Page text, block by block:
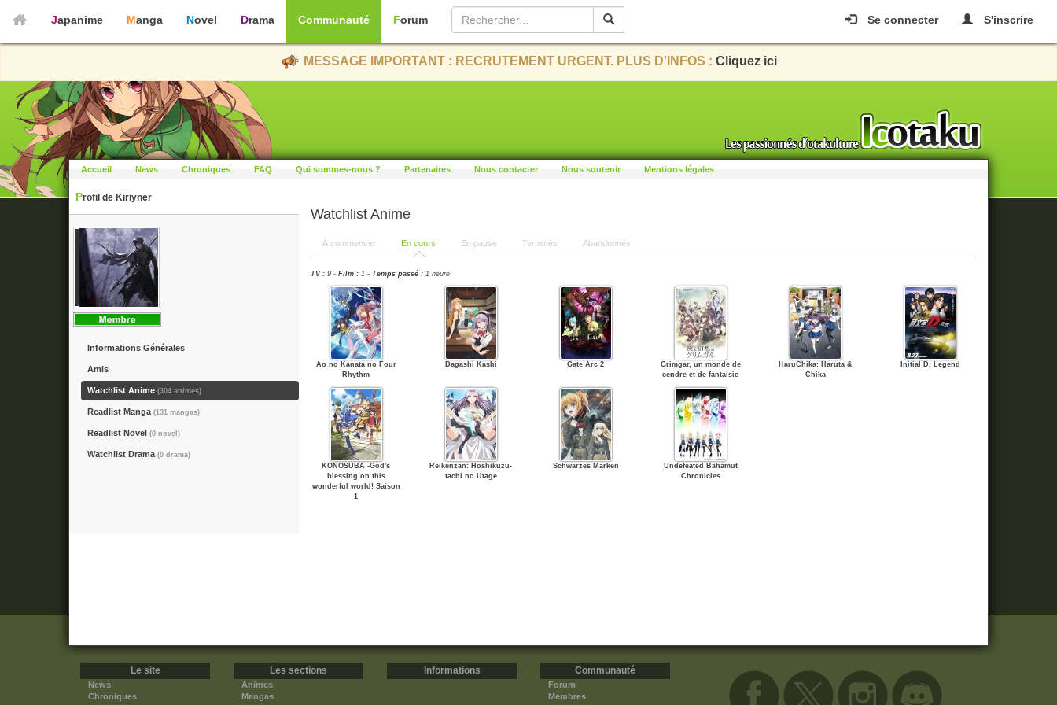
Se connecter S'inscrire
Japanime Manga Novel Drama Communauté Forum
MESSAGE IMPORTANT : RECRUTEMENT URGENT. PLUS D'INFOS : Cliquez ici
Accueil News Chroniques FAQ Qui sommes-nous ? Partenaires Nous contacter Nous soutenir Mentions légales
Profil de Kiriyner
Informations Générales
Amis
Watchlist Anime (304 animes)
Readlist Manga (131 mangas)
Readlist Novel (0 novel)
Watchlist Drama (0 drama)
Watchlist Anime
À commencer En cours En pause Terminés Abandonnés
TV : 9 - Film : 1 - Temps passé : 1 heure
Ao no Kanata no Four
Rhythm
Dagashi Kashi Gate Arc 2
Grimgar, un monde de
cendre et de fantaisie
HaruChika: Haruta &
Chika
Initial D: Legend
KONOSUBA -God's
blessing on this
wonderful world! Saison
1
Reikenzan: Hoshikuzu-
tachi no Utage
Schwarzes Marken
Undefeated Bahamut
Chronicles
Le site
News
Chroniques
Les sections
Animes
Mangas
Informations Communauté
Forum
Membres